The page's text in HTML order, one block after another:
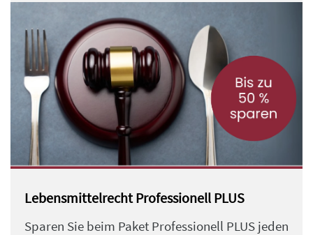
Lebensmittelrecht Professionell PLUS
Sparen Sie beim Paket Professionell PLUS jeden